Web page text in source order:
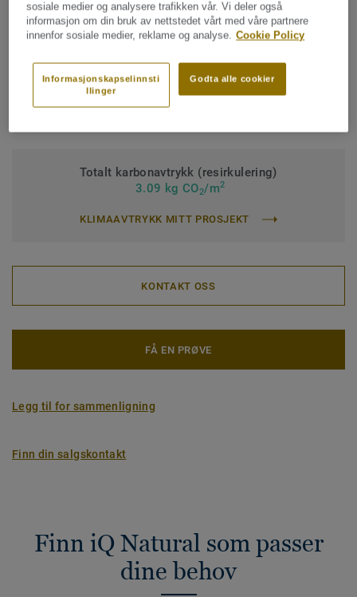
Bindemiddel-innhold:Type I
Klassifisering for kommersielt miljø:34 Svært høy trafikk
Klassifisering for industrimiljø:43 Høy
Overflatebehandling:
Totalt karbonavtrykk (resirkulering)
3.09 kg CO2/m2
KLIMAAVTRYKK MITT PROSJEKT
KONTAKT OSS
FÅ EN PRØVE
Legg til for sammenligning
Finn din salgskontakt
Finn iQ Natural som passer
dine behov
sosiale medier og analysere trafikken vår. Vi deler også
informasjon om din bruk av nettstedet vårt med våre partnere
innenfor sosiale medier, reklame og analyse. Cookie Policy
Godta alle cookier
Informasjonskapselinnsti
llinger